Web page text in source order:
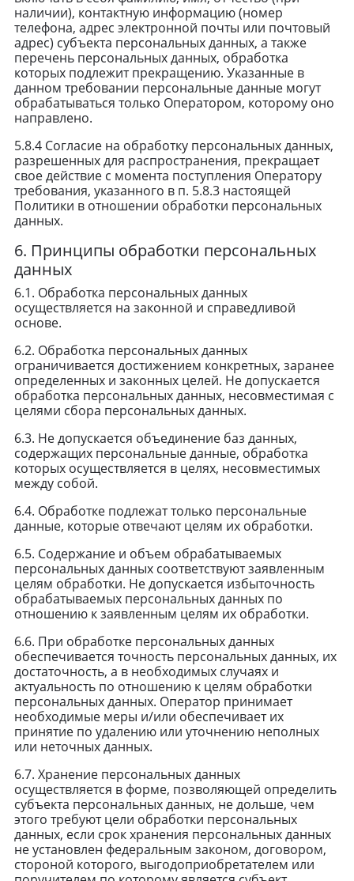
наличии), контактную информацию (номер
телефона, адрес электронной почты или почтовый
адрес) субъекта персональных данных, а также
перечень персональных данных, обработка
которых подлежит прекращению. Указанные в
данном требовании персональные данные могут
обрабатываться только Оператором, которому оно
направлено.
5.8.4 Согласие на обработку персональных данных,
разрешенных для распространения, прекращает
свое действие с момента поступления Оператору
требования, указанного в п. 5.8.3 настоящей
Политики в отношении обработки персональных
данных.
6. Принципы обработки персональных
данных
6.1. Обработка персональных данных
осуществляется на законной и справедливой
основе.
6.2. Обработка персональных данных
ограничивается достижением конкретных, заранее
определенных и законных целей. Не допускается
обработка персональных данных, несовместимая с
целями сбора персональных данных.
6.3. Не допускается объединение баз данных,
содержащих персональные данные, обработка
которых осуществляется в целях, несовместимых
между собой.
6.4. Обработке подлежат только персональные
данные, которые отвечают целям их обработки.
6.5. Содержание и объем обрабатываемых
персональных данных соответствуют заявленным
целям обработки. Не допускается избыточность
обрабатываемых персональных данных по
отношению к заявленным целям их обработки.
6.6. При обработке персональных данных
обеспечивается точность персональных данных, их
достаточность, а в необходимых случаях и
актуальность по отношению к целям обработки
персональных данных. Оператор принимает
необходимые меры и/или обеспечивает их
принятие по удалению или уточнению неполных
или неточных данных.
6.7. Хранение персональных данных
осуществляется в форме, позволяющей определить
субъекта персональных данных, не дольше, чем
этого требуют цели обработки персональных
данных, если срок хранения персональных данных
не установлен федеральным законом, договором,
стороной которого, выгодоприобретателем или